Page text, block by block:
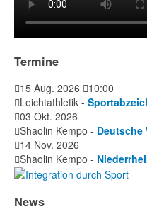
Termine
15 Aug. 2026
10:00
Leichtathletik -
03 Okt. 2026
Shaolin Kempo - Deutsche
14 Nov. 2026
Shaolin Kempo -
News